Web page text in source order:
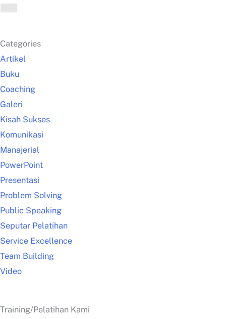
Categories
Artikel
Buku
Coaching
Galeri
Kisah Sukses
Komunikasi
Manajerial
PowerPoint
Presentasi
Problem Solving
Public Speaking
Seputar Pelatihan
Service Excellence
Team Building
Video
Training/Pelatihan Kami